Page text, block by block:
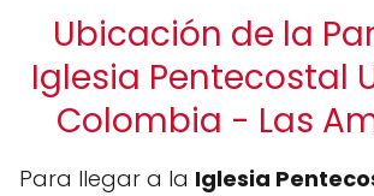
Ubicación de la
Iglesia Pentecostal
Colombia - Las
Para llegar a la Iglesia